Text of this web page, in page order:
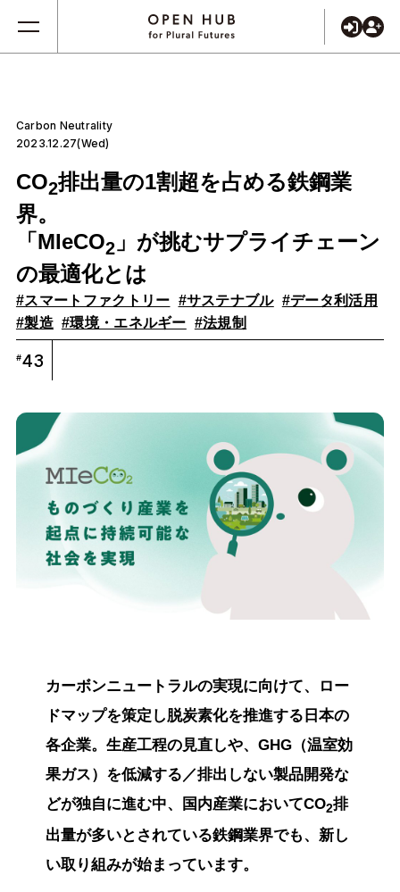
Carbon Neutrality
2023.12.27(Wed)
CO2排出量の1割超を占める鉄鋼業
界。
「MIeCO2 」が挑むサプライチェーン
の最適化とは
#スマートファクトリー #サステナブル #データ利活用
#製造 #環境・エネルギー #法規制
#43
カーボンニュートラルの実現に向けて、ロー
ドマップを策定し脱炭素化を推進する日本の
各企業。生産工程の見直しや、GHG（温室効
果ガス）を低減する／排出しない製品開発な
どが独自に進む中、国内産業においてCO2排
出量が多いとされている鉄鋼業界でも、新し
い取り組みが始まっています。